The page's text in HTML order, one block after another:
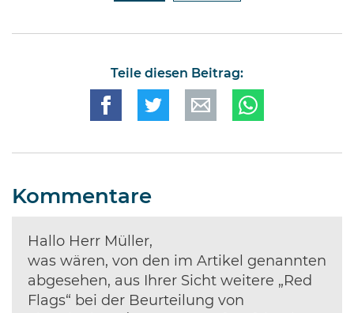
Teile diesen Beitrag:
Kommentare
Hallo Herr Müller,
was wären, von den im Artikel genannten
abgesehen, aus Ihrer Sicht weitere „Red
Flags“ bei der Beurteilung von